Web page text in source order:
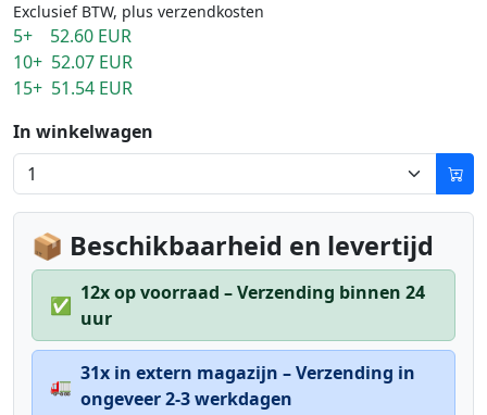
Exclusief BTW, plus verzendkosten
5+ 52.60 EUR
10+ 52.07 EUR
15+ 51.54 EUR
In winkelwagen
📦 Beschikbaarheid en levertijd
✅
12x op voorraad – Verzending binnen 24
uur
🚛
31x in extern magazijn – Verzending in
ongeveer 2-3 werkdagen